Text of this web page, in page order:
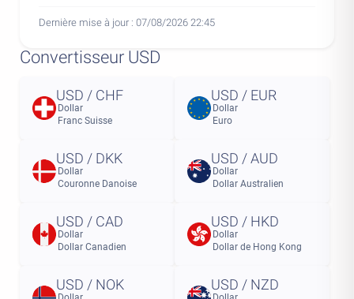
Dernière mise à jour : 07/08/2026 22:45
Convertisseur USD
USD / CHF
Dollar
Franc Suisse
USD / EUR
Dollar
Euro
USD / DKK
Dollar
Couronne Danoise
USD / AUD
Dollar
Dollar Australien
USD / CAD
Dollar
Dollar Canadien
USD / HKD
Dollar
Dollar de Hong Kong
USD / NOK USD / NZD